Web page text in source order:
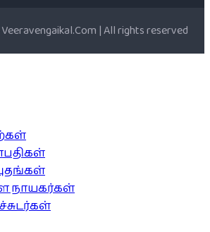
| All rights reserved
நாயகர்கள்